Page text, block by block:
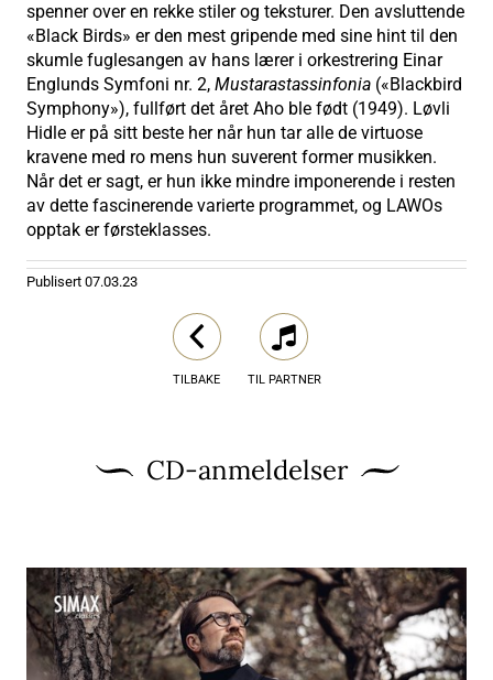
spenner over en rekke stiler og teksturer. Den avsluttende
«Black Birds» er den mest gripende med sine hint til den
skumle fuglesangen av hans lærer i orkestrering Einar
Englunds Symfoni nr. 2, Mustarastassinfonia («Blackbird
Symphony»), fullført det året Aho ble født (1949). Løvli
Hidle er på sitt beste her når hun tar alle de virtuose
kravene med ro mens hun suverent former musikken.
Når det er sagt, er hun ikke mindre imponerende i resten
av dette fascinerende varierte programmet, og LAWOs
opptak er førsteklasses.
Publisert 07.03.23
TILBAKE TIL PARTNER
CD-anmeldelser